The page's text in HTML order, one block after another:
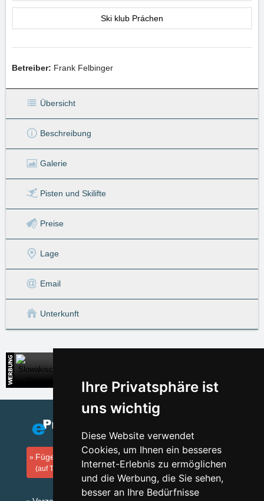
Ihre Privatsphäre ist
uns wichtig
Diese Website verwendet
Cookies, um Ihnen ein besseres
Internet-Erlebnis zu ermöglichen
und die Werbung, die Sie sehen,
besser an Ihre Bedürfnisse
Ski klub Práchen
Betreiber: Frank Felbinger
Übersicht
Beschreibung
Galerie
Pisten und Skilifte
Preise
Lage
Email
Unterkunft
Fügen Sie Ihre Unterkunft hinzu
(auf Tschechisch)